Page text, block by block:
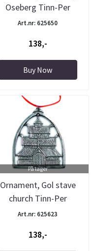
Oseberg Tinn-Per
Art.nr: 625650
138,-
Buy Now
På lager
Ornament, Gol stave
church Tinn-Per
Art.nr: 625623
138,-